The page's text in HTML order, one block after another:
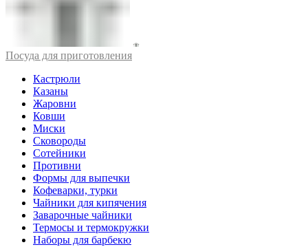
Посуда для приготовления
Кастрюли
Казаны
Жаровни
Ковши
Миски
Сковороды
Сотейники
Противни
Формы для выпечки
Кофеварки, турки
Чайники для кипячения
Заварочные чайники
Термосы и термокружки
Наборы для барбекю